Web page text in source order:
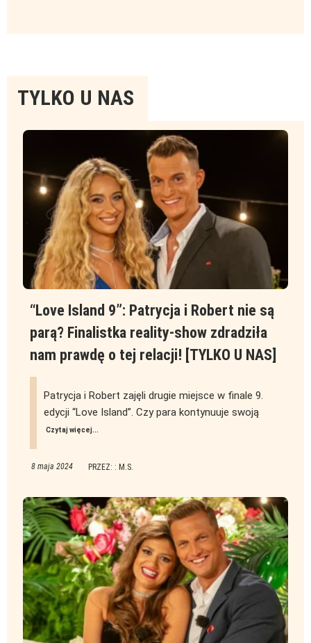
Tylko
nas
TYLKO U NAS
“Love Island 9”: Patrycja i Robert nie są
parą? Finalistka reality-show zdradziła
nam prawdę o tej relacji! [TYLKO U NAS]
Patrycja i Robert zajęli drugie miejsce w finale 9.
edycji “Love Island”. Czy para kontynuuje swoją
Czytaj więcej...
8 maja 2024 PRZEZ: : M.S.